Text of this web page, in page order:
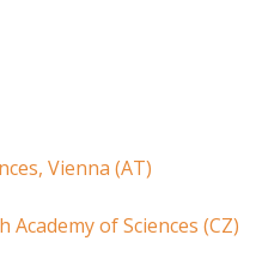
Vienna (AT)
of Sciences (CZ)